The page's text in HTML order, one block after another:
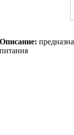
Описание:
питания